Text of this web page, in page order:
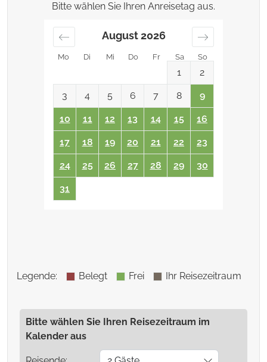
Bitte wählen Sie Ihren Anreisetag aus.
Mo Di Mi Do Fr Sa So
August 2026
1 2
3 4 5 6 7 8 9
10 11 12 13 14 15 16
17 18 19 20 21 22 23
24 25 26 27 28 29 30
31
Legende: Belegt Frei Ihr Reisezeitraum
Bitte wählen Sie Ihren Reisezeitraum im
Kalender aus